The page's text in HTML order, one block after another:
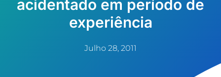
acidentado em período de
experiência
Julho 28, 2011